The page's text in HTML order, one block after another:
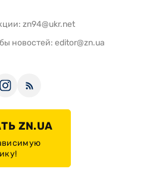
zn94@ukr.net
новостей: editor@zn.ua
ZN.UA